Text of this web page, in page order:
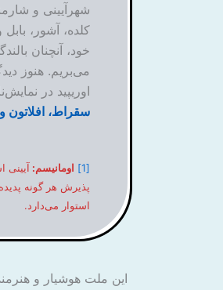
شهرآیینی و
کلده، آشور،
خود، آنچنان
می‌بریم. هنوز
اوریپید در
سقراط، افلاتون
[1] اومانیسم:
پذیرش هر گونه
استوار می‌دارد.
این ملت هوشیار و